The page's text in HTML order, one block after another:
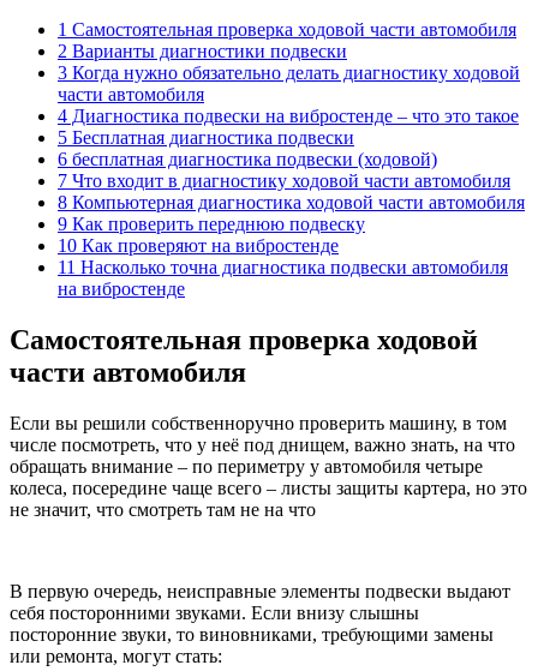
1 Самостоятельная проверка ходовой части автомобиля
2 Варианты диагностики подвески
3 Когда нужно обязательно делать диагностику ходовой
части автомобиля
4 Диагностика подвески на вибростенде – что это такое
5 Бесплатная диагностика подвески
6 бесплатная диагностика подвески (ходовой)
7 Что входит в диагностику ходовой части автомобиля
8 Компьютерная диагностика ходовой части автомобиля
9 Как проверить переднюю подвеску
10 Как проверяют на вибростенде
11 Насколько точна диагностика подвески автомобиля
на вибростенде
Самостоятельная проверка ходовой
части автомобиля
Если вы решили собственноручно проверить машину, в том
числе посмотреть, что у неё под днищем, важно знать, на что
обращать внимание – по периметру у автомобиля четыре
колеса, посередине чаще всего – листы защиты картера, но это
не значит, что смотреть там не на что
В первую очередь, неисправные элементы подвески выдают
себя посторонними звуками. Если внизу слышны
посторонние звуки, то виновниками, требующими замены
или ремонта, могут стать: